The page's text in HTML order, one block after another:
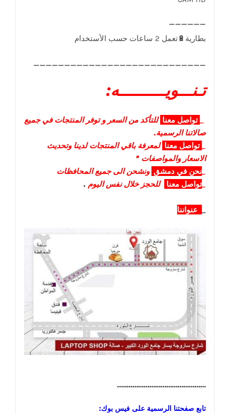
____________________________
تـنـــويــــــــــه:
تواصل معنا للتأكد من السعر و توفر المنتجات في جميع
صالاتنا الرسمية.
تواصل معنا لمعرفة باقي المنتجات لدينا وتحديث
الاسعار والمواصفات *
نحن في دمشق ونشحن الى جميع المحافظات
تواصل معنا للحجز خلال نفس اليوم .
عنواننا
………………………………………..
تابع صفحتنا الرسمية على فيس بوك: